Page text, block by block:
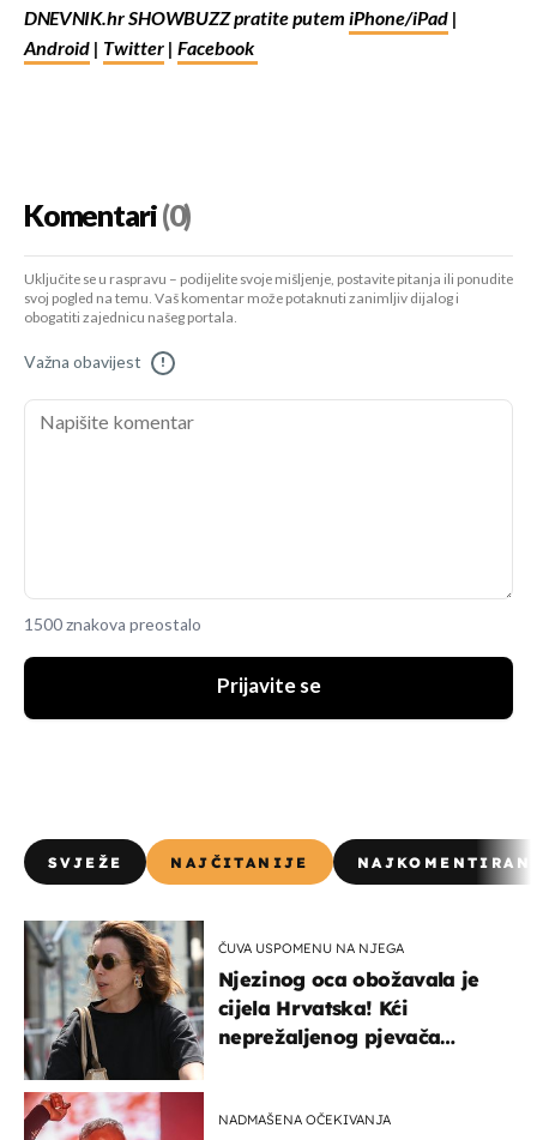
DNEVNIK.hr SHOWBUZZ pratite putem iPhone/iPad |
Android | Twitter | Facebook
Komentari(0)
Uključite se u raspravu – podijelite svoje mišljenje, postavite pitanja ili ponudite
svoj pogled na temu. Vaš komentar može potaknuti zanimljiv dijalog i
obogatiti zajednicu našeg portala.
Važna obavijest !
1500 znakova preostalo
Prijavite se
SVJEŽE NAJČITANIJE
ČUVA USPOMENU NA NJEGA
Njezinog oca obožavala je
cijela Hrvatska! Kći
neprežaljenog pjevača
NADMAŠENA OČEKIVANJA